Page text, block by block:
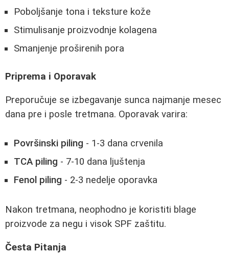
Poboljšanje tona i teksture kože
Stimulisanje proizvodnje kolagena
Smanjenje proširenih pora
Priprema i Oporavak
Preporučuje se izbegavanje sunca najmanje mesec
dana pre i posle tretmana. Oporavak varira:
Površinski piling - 1-3 dana crvenila
TCA piling - 7-10 dana ljuštenja
Fenol piling - 2-3 nedelje oporavka
Nakon tretmana, neophodno je koristiti blage
proizvode za negu i visok SPF zaštitu.
Česta Pitanja